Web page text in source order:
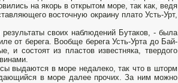
на якорь в открытом море, так как, ведя
восточную окраину плато Усть-Урт,
своих наблюдений Бутаков, - была
от берега. Вообще берега Усть-Урта до Бай-
состоят из пластов известняка, твердого
выдаются в море недалеко, так что в шторм
в море далее прочих. За ним можно